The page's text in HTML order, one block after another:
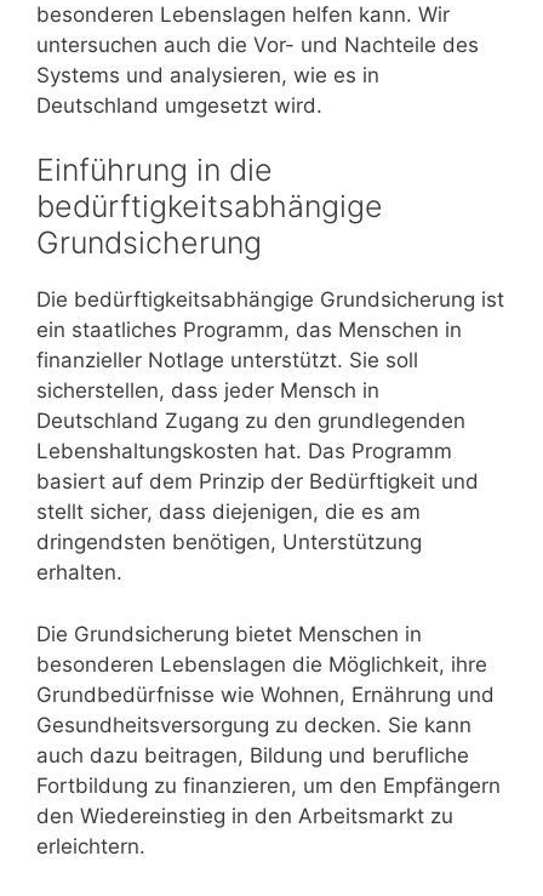
besonderen Lebenslagen helfen kann. Wir
untersuchen auch die Vor- und Nachteile des
Systems und analysieren, wie es in
Deutschland umgesetzt wird.
Einführung in die
bedürftigkeitsabhängige
Grundsicherung
Die bedürftigkeitsabhängige Grundsicherung ist
ein staatliches Programm, das Menschen in
finanzieller Notlage unterstützt. Sie soll
sicherstellen, dass jeder Mensch in
Deutschland Zugang zu den grundlegenden
Lebenshaltungskosten hat. Das Programm
basiert auf dem Prinzip der Bedürftigkeit und
stellt sicher, dass diejenigen, die es am
dringendsten benötigen, Unterstützung
erhalten.
Die Grundsicherung bietet Menschen in
besonderen Lebenslagen die Möglichkeit, ihre
Grundbedürfnisse wie Wohnen, Ernährung und
Gesundheitsversorgung zu decken. Sie kann
auch dazu beitragen, Bildung und berufliche
Fortbildung zu finanzieren, um den Empfängern
den Wiedereinstieg in den Arbeitsmarkt zu
erleichtern.